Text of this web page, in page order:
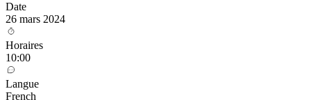
Date
26 mars 2024
Horaires
10:00
Langue
French